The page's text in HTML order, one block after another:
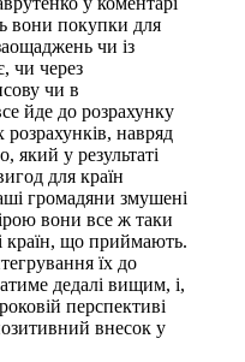
вони покупки для
чи iз
чи через
чи в
йде до розрахунку
розрахункiв, навряд
який у результатi
для країн
громадяни змушенi
вони все ж таки
країн, що приймають.
їх до
дедалi вищим, i,
перспективi
внесок у